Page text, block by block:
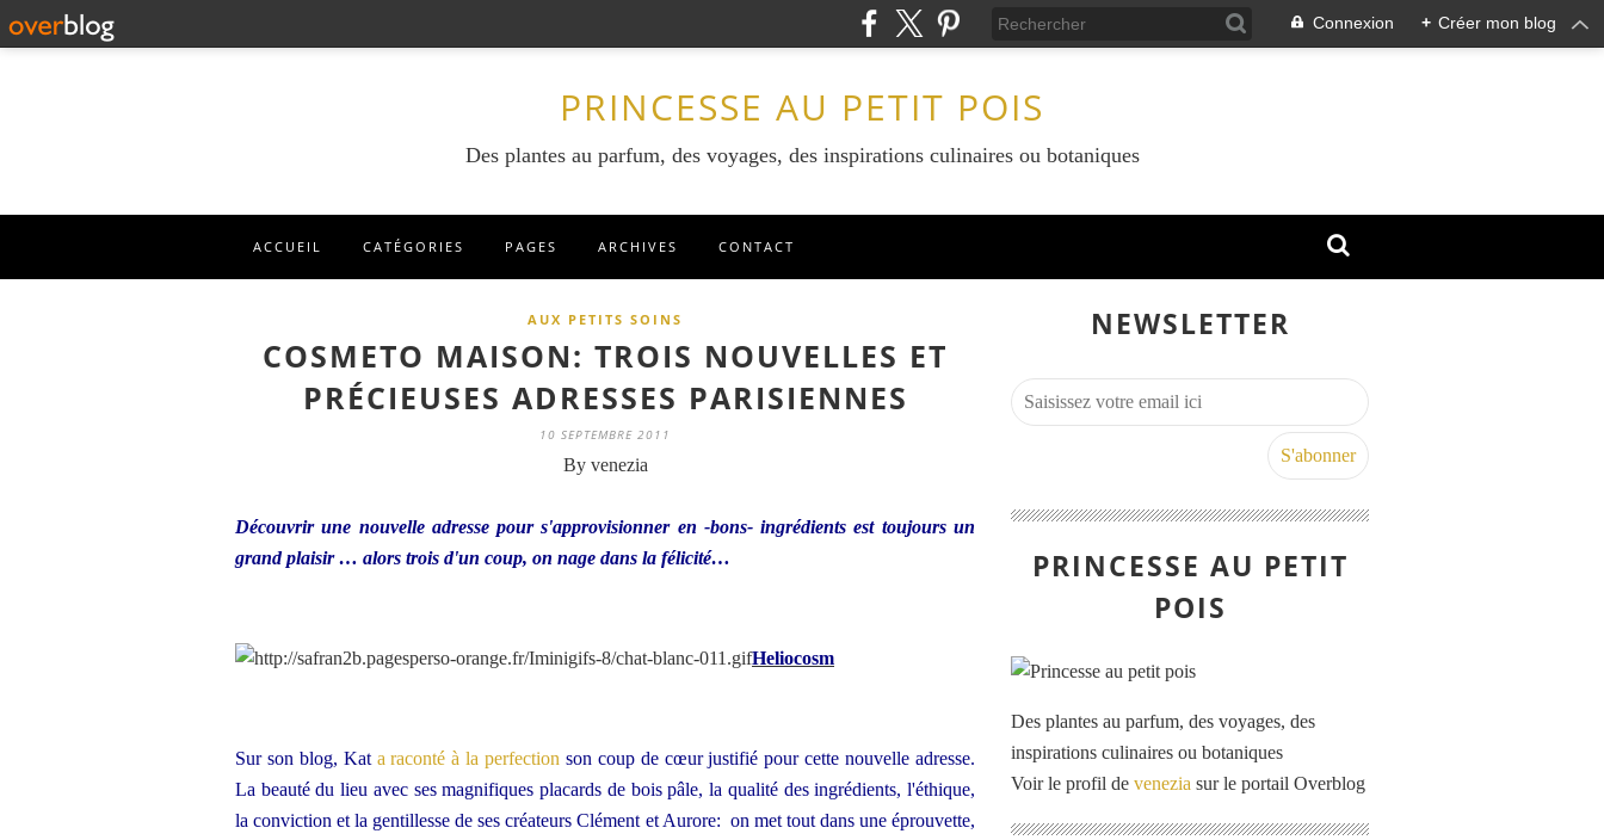
Connexion + Créer mon blog
PRINCESSE AU PETIT POIS
Des plantes au parfum, des voyages, des inspirations culinaires ou botaniques
ACCUEIL CATÉGORIES PAGES ARCHIVES CONTACT
AUX PETITS SOINS
COSMETO MAISON: TROIS NOUVELLES ET
PRÉCIEUSES ADRESSES PARISIENNES
10 SEPTEMBRE 2011
By venezia
Découvrir une nouvelle adresse pour s'approvisionner en -bons- ingrédients est toujours un
grand plaisir … alors trois d'un coup, on nage dans la félicité…
Heliocosm
Sur son blog, Kat a raconté à la perfection son coup de cœur justifié pour cette nouvelle adresse.
La beauté du lieu avec ses magnifiques placards de bois pâle, la qualité des ingrédients, l'éthique,
la conviction et la gentillesse de ses créateurs Clément et Aurore: on met tout dans une éprouvette,
NEWSLETTER
PRINCESSE AU PETIT
POIS
Des plantes au parfum, des voyages, des
inspirations culinaires ou botaniques
Voir le profil de venezia sur le portail Overblog